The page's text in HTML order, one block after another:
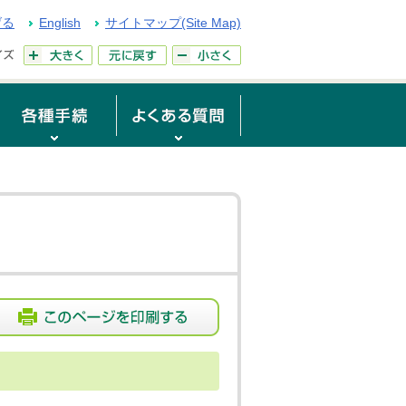
English サイトマップ(Site Map)